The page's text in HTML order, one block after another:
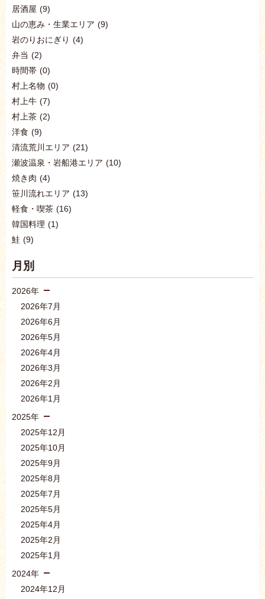
居酒屋 (9)
山の恵み・生業エリア (9)
岩のりおにぎり (4)
弁当 (2)
時間帯 (0)
村上名物 (0)
村上牛 (7)
村上茶 (2)
洋食 (9)
清流荒川エリア (21)
瀬波温泉・岩船港エリア (10)
焼き肉 (4)
笹川流れエリア (13)
軽食・喫茶 (16)
韓国料理 (1)
鮭 (9)
月別
2026年
2026年7月
2026年6月
2026年5月
2026年4月
2026年3月
2026年2月
2026年1月
2025年
2025年12月
2025年10月
2025年9月
2025年8月
2025年7月
2025年5月
2025年4月
2025年2月
2025年1月
2024年
2024年12月